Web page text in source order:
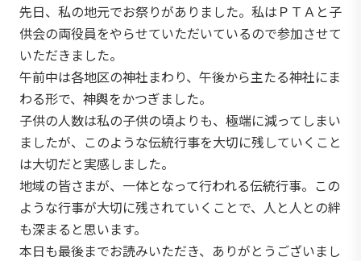
先日、私の地元でお祭りがありました。私はＰＴＡと子
供会の両役員をやらせていただいているので参加させて
いただきました。
午前中は各地区の神社まわり、午後から主たる神社にま
わる形で、神輿をかつぎました。
子供の人数は私の子供の頃よりも、極端に減ってしまい
ましたが、このような伝統行事を大切に残していくこと
は大切だと実感しました。
地域の皆さまが、一体となって行われる伝統行事。この
ような行事が大切に残されていくことで、人と人との絆
も深まると思います。
本日も最後までお読みいただき、ありがとうございまし